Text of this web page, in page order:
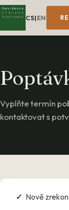
CS|EN
Vyplňte termín
kontaktovat s
Nově